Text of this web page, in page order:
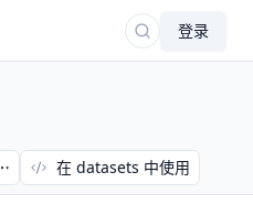
登录
在 datasets 中使用